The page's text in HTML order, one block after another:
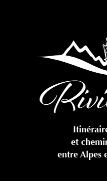
et
entre Alpes